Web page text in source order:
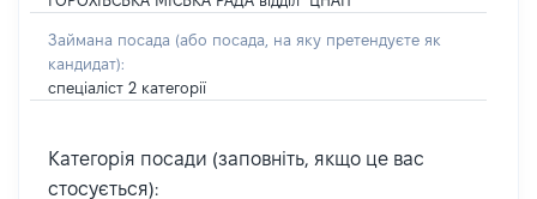
Займана посада (або посада, на яку претендуєте як
кандидат):
спеціаліст 2 категорії
Категорія посади (заповніть, якщо це вас
стосується):